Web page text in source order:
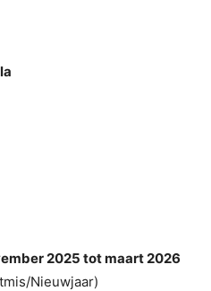
2025 tot maart 2026
Nieuwjaar)